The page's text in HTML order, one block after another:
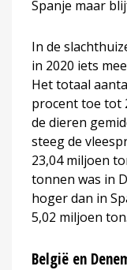
Spanje maar
In de
in 2020 iets
Het totaal
procent toe tot
de dieren
steeg de
23,04 miljoen
tonnen was in
hoger dan in
5,02 miljoen ton.
België en